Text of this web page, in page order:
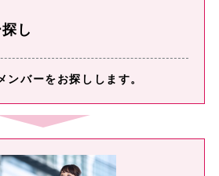
し
ンバーをお探しします。